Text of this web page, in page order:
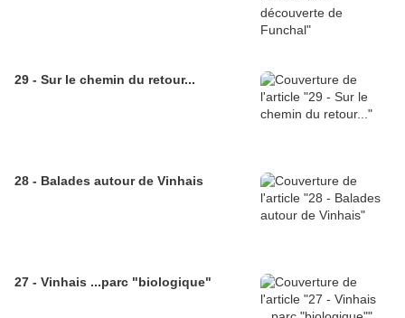
29 - Sur le chemin du retour...
28 - Balades autour de Vinhais
27 - Vinhais ...parc "biologique"